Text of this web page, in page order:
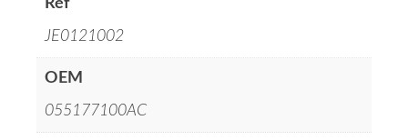
Réf
JE0121002
OEM
055177100AC